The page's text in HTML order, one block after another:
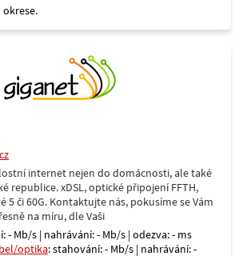
internet nejen do domácnosti, ale také
republice. xDSL, optické připojení FFTH,
5 či 60G. Kontaktujte nás, pokusíme se Vám
na míru, dle Vaši
- Mb/s | nahrávání: - Mb/s | odezva: - ms
optika: stahování: - Mb/s | nahrávání: -